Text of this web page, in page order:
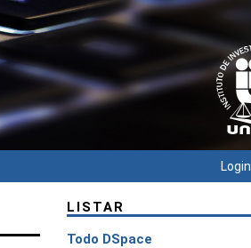
Login
LISTAR
Todo DSpace